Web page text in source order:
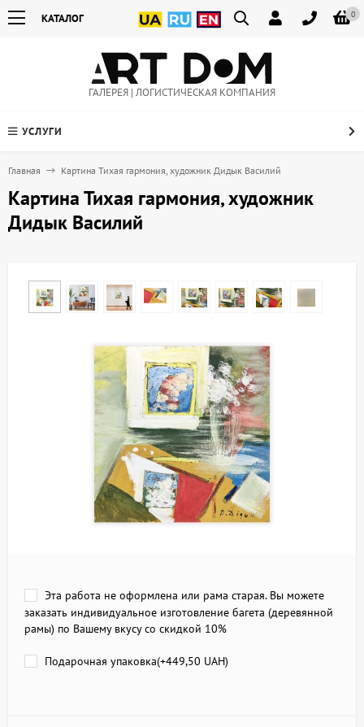
0
КАТАЛОГ
ГАЛЕРЕЯ | ЛОГИСТИЧЕСКАЯ КОМПАНИЯ
УСЛУГИ
Главная Картина Тихая гармония, художник Дидык Василий
Картина Тихая гармония, художник
Дидык Василий
Эта работа не оформлена или рама старая. Вы можете
заказать индивидуальное изготовление багета (деревянной
рамы) по Вашему вкусу со скидкой 10%
Подарочная упаковка(+449,50 UAH)